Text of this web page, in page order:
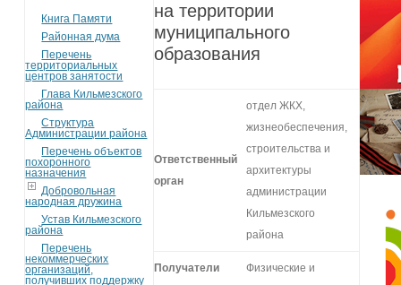
Книга Памяти
Районная дума
Перечень
территориальных
центров занятости
Глава Кильмезского
района
Структура
Администрации района
Перечень объектов
похоронного
назначения
Добровольная
народная дружина
Устав Кильмезского
района
Перечень
некоммерческих
организаций,
получивших поддержку
на территории
муниципального
образования
Ответственный
орган
отдел ЖКХ,
жизнеобеспечения,
строительства и
архитектуры
администрации
Кильмезского
района
Получатели
Физические и